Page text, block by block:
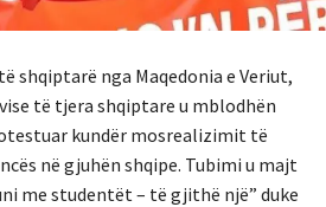
shqiptarë nga Maqedonia e Veriut,
të tjera shqiptare u mblodhën
kundër mosrealizimit të
në gjuhën shqipe. Tubimi u majt
me studentët – të gjithë një” duke